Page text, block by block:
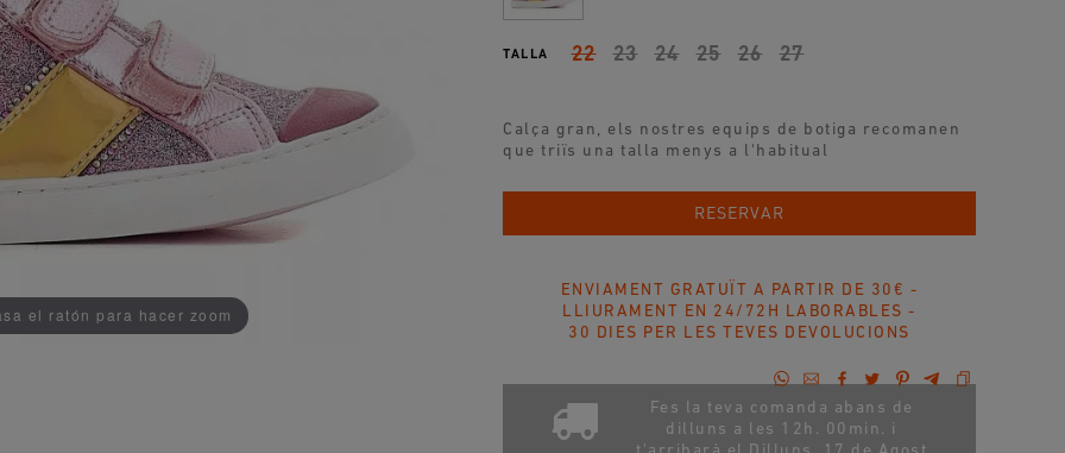
el ratón para hacer zoom
TALLA 22 23 24 25 26 27
Calça gran, els nostres equips de botiga recomanen
que triïs una talla menys a l'habitual
ADDEDD TO CART AFEGIR A LA COMPRA
RESERVAR
ENVIAMENT GRATUÏT A PARTIR DE 30€ -
LLIURAMENT EN 24/72H LABORABLES -
30 DIES PER LES TEVES DEVOLUCIONS
Fes la teva comanda abans de
dilluns a les 12h. 00min. i